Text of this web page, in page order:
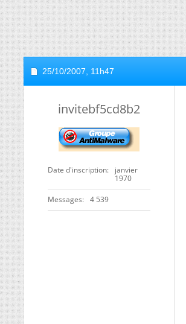
25/10/2007, 11h47
invitebf5cd8b2
Date d'inscription
janvier
1970
Messages 4 539